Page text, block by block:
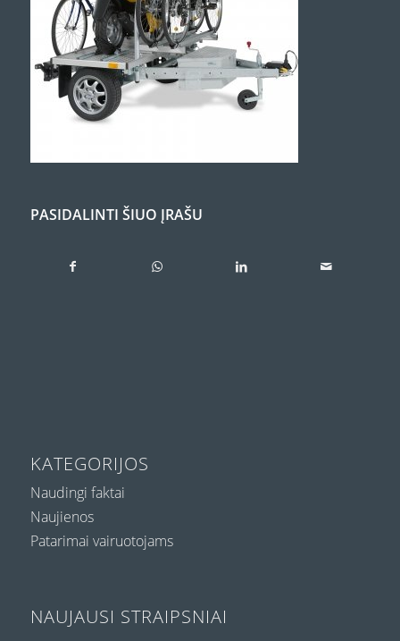
PASIDALINTI ŠIUO ĮRAŠU
KATEGORIJOS
Naudingi faktai
Naujienos
Patarimai vairuotojams
NAUJAUSI STRAIPSNIAI